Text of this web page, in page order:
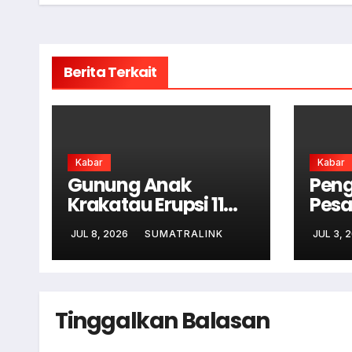
Berita Terkait
Kabar
Gunung Anak
Krakatau Erupsi 11
Kali
JUL 8, 2026 SUMATRALINK
Kabar
JUL 3,
Tinggalkan Balasan